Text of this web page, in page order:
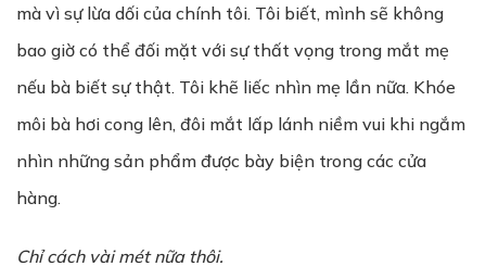
mà vì sự lừa dối của chính tôi. Tôi biết, mình sẽ không
bao giờ có thể đối mặt với sự thất vọng trong mắt mẹ
nếu bà biết sự thật. Tôi khẽ liếc nhìn mẹ lần nữa. Khóe
môi bà hơi cong lên, đôi mắt lấp lánh niềm vui khi ngắm
nhìn những sản phẩm được bày biện trong các cửa
hàng.
Chỉ cách vài mét nữa thôi.